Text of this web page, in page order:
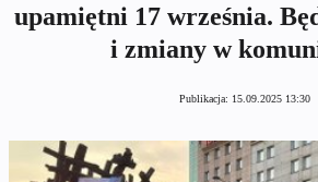
upamiętni 17 września.
i zmiany w
Publikacja: 15.09.2025 13:30